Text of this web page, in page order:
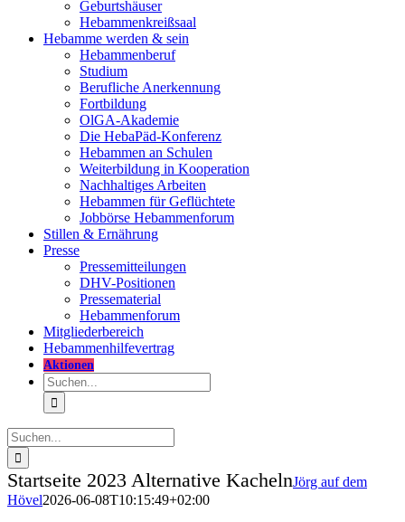
Geburtshäuser
Hebammenkreißsaal
Hebamme werden & sein
Hebammenberuf
Studium
Berufliche Anerkennung
Fortbildung
OlGA-Akademie
Die HebaPäd-Konferenz
Hebammen an Schulen
Weiterbildung in Kooperation
Nachhaltiges Arbeiten
Hebammen für Geflüchtete
Jobbörse Hebammenforum
Stillen & Ernährung
Presse
Pressemitteilungen
DHV-Positionen
Pressematerial
Hebammenforum
Mitgliederbereich
Hebammenhilfevertrag
Aktionen
Suche
nach:
Suche
nach:
Startseite 2023 Alternative KachelnJörg auf dem
Hövel2026-06-08T10:15:49+02:00